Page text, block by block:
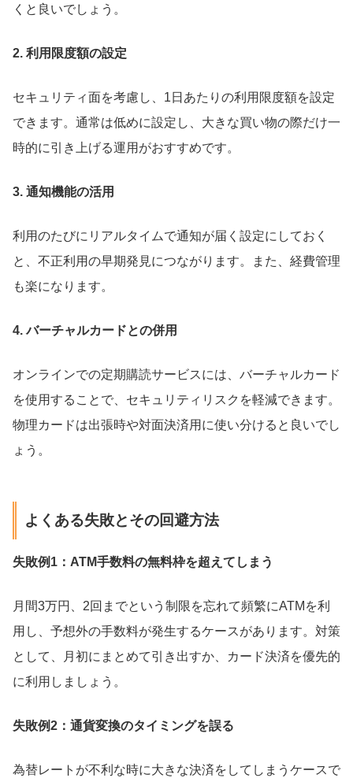
くと良いでしょう。
2. 利用限度額の設定
セキュリティ面を考慮し、1日あたりの利用限度額を設定
できます。通常は低めに設定し、大きな買い物の際だけ一
時的に引き上げる運用がおすすめです。
3. 通知機能の活用
利用のたびにリアルタイムで通知が届く設定にしておく
と、不正利用の早期発見につながります。また、経費管理
も楽になります。
4. バーチャルカードとの併用
オンラインでの定期購読サービスには、バーチャルカード
を使用することで、セキュリティリスクを軽減できます。
物理カードは出張時や対面決済用に使い分けると良いでし
ょう。
よくある失敗とその回避方法
失敗例1：ATM手数料の無料枠を超えてしまう
月間3万円、2回までという制限を忘れて頻繁にATMを利
用し、予想外の手数料が発生するケースがあります。対策
として、月初にまとめて引き出すか、カード決済を優先的
に利用しましょう。
失敗例2：通貨変換のタイミングを誤る
為替レートが不利な時に大きな決済をしてしまうケースで